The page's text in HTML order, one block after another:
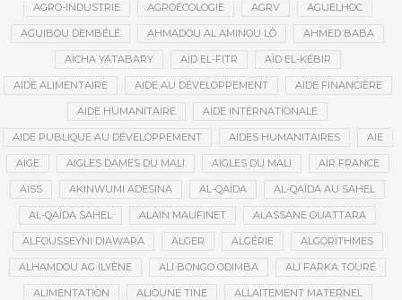
AGRO-INDUSTRIE AGROÉCOLOGIE AGRV AGUELHOC
AGUIBOU DEMBÉLÉ AHMADOU AL AMINOU LÔ AHMED BABA
AÏCHA YATABARY AÏD EL-FITR AÏD EL-KÉBIR
AIDE ALIMENTAIRE AIDE AU DÉVELOPPEMENT AIDE FINANCIÈRE
AIDE HUMANITAIRE AIDE INTERNATIONALE
AIDE PUBLIQUE AU DÉVELOPPEMENT AIDES HUMANITAIRES AIE
AIGE AIGLES DAMES DU MALI AIGLES DU MALI AIR FRANCE
AISS AKINWUMI ADESINA AL-QAÏDA AL-QAÏDA AU SAHEL
AL-QAÏDA SAHEL ALAIN MAUFINET ALASSANE OUATTARA
ALFOUSSEYNI DIAWARA ALGER ALGÉRIE ALGORITHMES
ALHAMDOU AG ILYÈNE ALI BONGO ODIMBA ALI FARKA TOURÉ
ALIMENTATION ALIOUNE TINE ALLAITEMENT MATERNEL